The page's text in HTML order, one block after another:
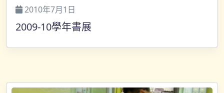
2010年7月1日
2009-10學年書展